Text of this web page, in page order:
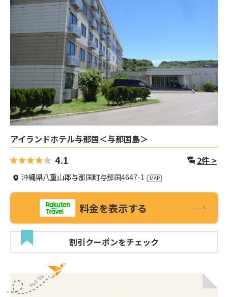
アイランドホテル与那国＜与那国島＞
4.1 2件 >
沖縄県八重山郡与那国町与那国4647-1
料金を表示する
割引クーポンをチェック